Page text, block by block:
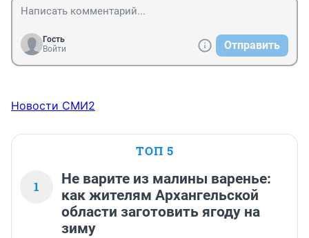
Гость
Войти
Отправить
Новости СМИ2
ТОП 5
1
Не варите из малины варенье:
как жителям Архангельской
области заготовить ягоду на
зиму